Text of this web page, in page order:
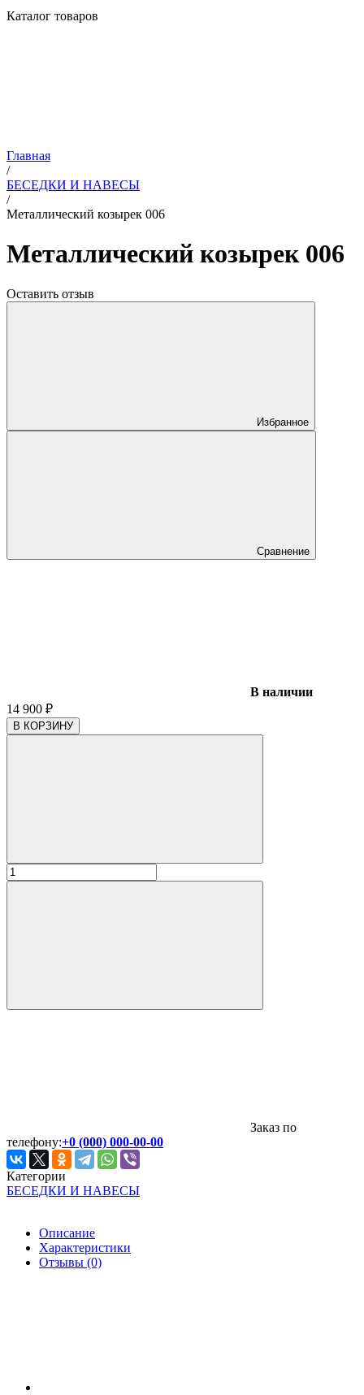
Каталог товаров
Главная
/
БЕСЕДКИ И НАВЕСЫ
/
Металлический козырек 006
Металлический козырек 006
Оставить отзыв
Избранное
Сравнение
В наличии
14 900 ₽
В КОРЗИНУ
Заказ по
телефону:+0 (000) 000-00-00
Категории
БЕСЕДКИ И НАВЕСЫ
Описание
Характеристики
Отзывы (0)